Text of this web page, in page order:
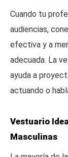
Cuando tu
audiencias,
efectiva y a
adecuada. La
ayuda a
actuando o
Vestuario
Masculinas